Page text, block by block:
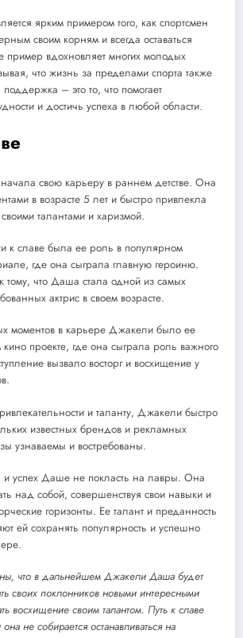
ярким примером того, как спортсмен
своим корням и всегда оставаться
пример вдохновляет многих молодых
что жизнь за пределами спорта также
– это то, что помогает
и достичь успеха в любой области.
свою карьеру в раннем детстве. Она
в возрасте 5 лет и быстро привлекла
талантами и харизмой.
к славе была ее роль в популярном
где она сыграла главную героиню.
тому, что Даша стала одной из самых
актрис в своем возрасте.
моментов в карьере Джакели было ее
проекте, где она сыграла роль важного
вызвало восторг и восхищение у
и таланту, Джакели быстро
известных брендов и рекламных
узнаваемы и востребованы.
и успех Даше не покласть на лавры. Она
над собой, совершенствуя свои навыки и
горизонты. Ее талант и преданность
ей сохранять популярность и успешно
что в дальнейшем Джакели Даша будет
своих поклонников новыми интересными
восхищение своим талантом. Путь к славе
не собирается останавливаться на